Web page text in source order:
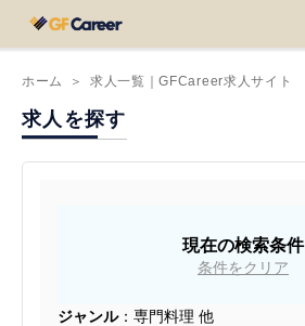
ホーム ＞ 求人一覧｜GFCareer求人サイト
求人を探す
現在の検索条件
条件をクリア
ジャンル：専門料理 他